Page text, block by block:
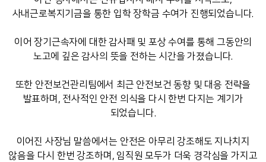
사내근로복지기금을 통한 입학 장학금 수여가 진행되었습니다.
이어 장기근속자에 대한 감사패 및 포상 수여를 통해 그동안의
노고에 깊은 감사의 뜻을 전하는 시간을 가졌습니다.
또한 안전보건관리팀에서 최근 안전보건 동향 및 대응 전략을
발표하며, 전사적인 안전 의식을 다시 한번 다지는 계기가
되었습니다.
이어진 사장님 말씀에서는 안전은 아무리 강조해도 지나치지
않음을 다시 한번 강조하며, 임직원 모두가 더욱 경각심을 가지고